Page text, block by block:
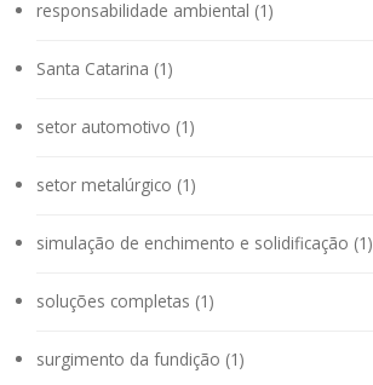
responsabilidade ambiental (1)
Santa Catarina (1)
setor automotivo (1)
setor metalúrgico (1)
simulação de enchimento e solidificação (1)
soluções completas (1)
surgimento da fundição (1)